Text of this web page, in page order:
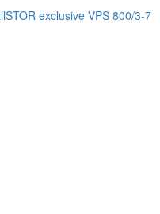
exclusive VPS 800/3-7